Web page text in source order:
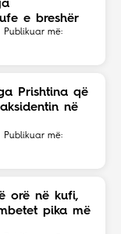
e breshër
më:
Prishtina që
në
më:
orë në kufi,
pika më